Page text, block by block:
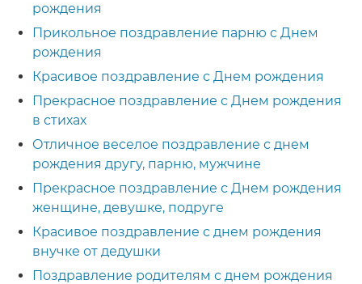
рождения
Прикольное поздравление парню с Днем
рождения
Красивое поздравление с Днем рождения
Прекрасное поздравление с Днем рождения
в стихах
Отличное веселое поздравление с днем
рождения другу, парню, мужчине
Прекрасное поздравление с Днем рождения
женщине, девушке, подруге
Красивое поздравление с днем рождения
внучке от дедушки
Поздравление родителям с днем рождения